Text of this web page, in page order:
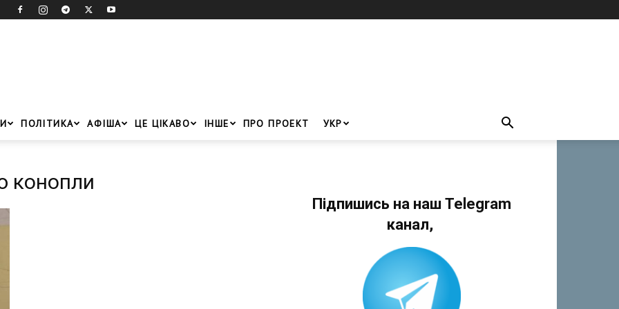
ПОЛІТИКА АФІША ЦЕ ЦІКАВО ІНШЕ ПРО ПРОЕКТ УКР
конопли
Підпишись на наш Telegram
канал,